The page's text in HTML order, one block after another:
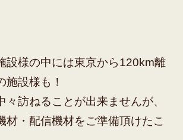
設様の中には東京から120km離
施設様も！
々訪ねることが出来ませんが、
材・配信機材をご準備頂けたこ